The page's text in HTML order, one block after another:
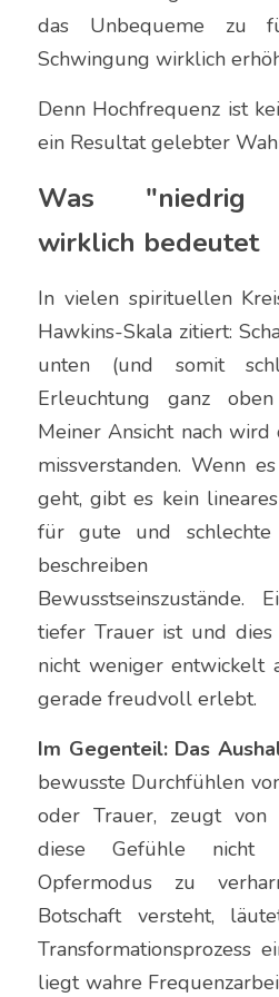
das Unbequeme zu
Schwingung wirklich
Denn Hochfrequenz ist
ein Resultat gelebter
Was "niedrig
wirklich bedeutet
In vielen spirituellen
Hawkins-Skala zitiert:
unten (und somit
Erleuchtung ganz
Meiner Ansicht nach
missverstanden. Wenn
geht, gibt es kein
für gute und schlechte
beschreiben
tiefer Trauer ist und dies
nicht weniger entwickelt
gerade freudvoll erlebt.
Im Gegenteil: Das
bewusste Durchfühlen
oder Trauer, zeugt von
diese Gefühle
Opfermodus zu
Botschaft versteht,
Transformationsprozess
liegt wahre